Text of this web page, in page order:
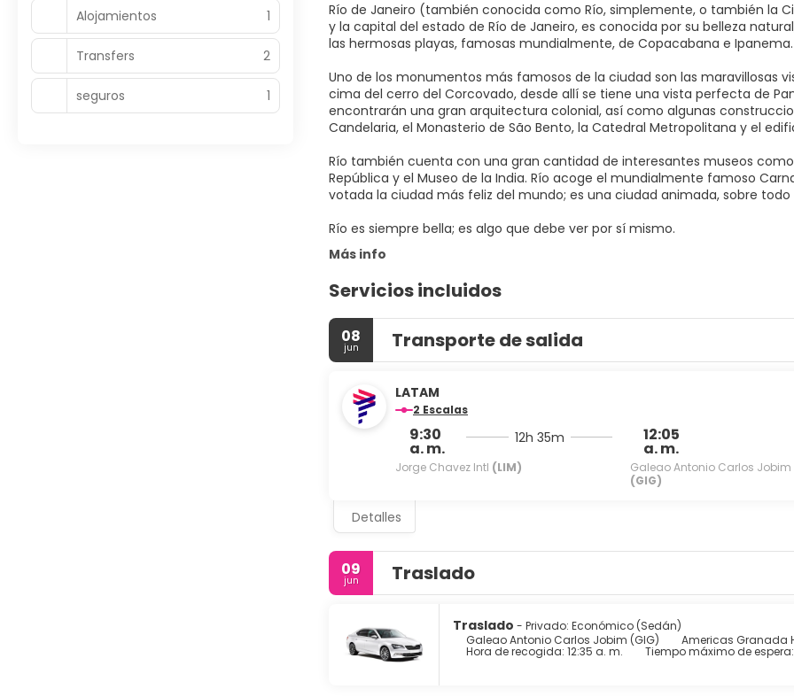
Río de Janeiro (también conocida como Río, simplemente, o también la
y la capital del estado de Río de Janeiro, es conocida por su belleza
las hermosas playas, famosas mundialmente, de Copacabana e Ipanema.
Uno de los monumentos más famosos de la ciudad son las maravillosas
cima del cerro del Corcovado, desde allí se tiene una vista perfecta de
encontrarán una gran arquitectura colonial, así como algunas
Candelaria, el Monasterio de São Bento, la Catedral Metropolitana y el
Río también cuenta con una gran cantidad de interesantes museos como
República y el Museo de la India. Río acoge el mundialmente famoso
votada la ciudad más feliz del mundo; es una ciudad animada, sobre
Río es siempre bella; es algo que debe ver por sí mismo.
Más info
Servicios incluidos
08
jun Transporte de salida
LATAM
2 Escalas
9:30
a. m.
Jorge Chavez Intl (LIM)
12h 35m 12:05
a. m.
Galeao Antonio Carlos Jobim
(GIG)
Detalles
09
jun Traslado
Traslado - Privado: Económico (Sedán)
Galeao Antonio Carlos Jobim (GIG)
Americas Granada
Hora de recogida: 12:35 a. m. Tiempo máximo de
Alojamientos 1
Transfers 2
seguros 1